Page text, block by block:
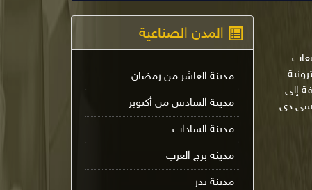
إلى
سى دى
المدن الصناعية
مدينة العاشر من رمضان
مدينة السادس من أكتوبر
مدينة السادات
مدينة برج العرب
مدينة بدر